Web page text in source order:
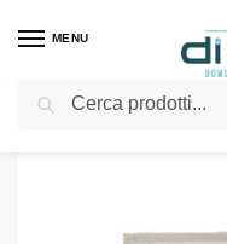
MENU
Home Shop Bomboniere